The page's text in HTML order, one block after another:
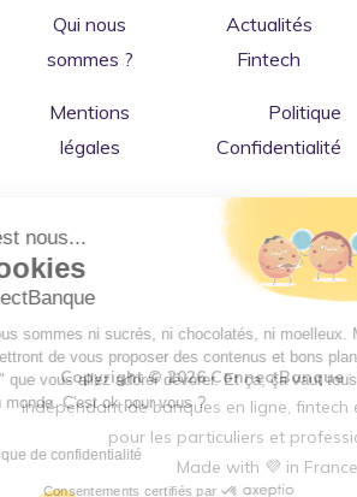
Qui nous
sommes ?
Actualités
Fintech
Mentions
légales
Politique
Confidentialité
Copyright © 2026 ConnectBanque:
indépendant de banques en ligne, fintech
pour les particuliers et
Made with 💜 in
Salut c'est nous...
les Cookies
de ConnectBanque
Bon ok, nous sommes ni sucrés, ni chocolatés,
nous permettront de vous proposer des
"financiers" que vous allez adorer dévorer. Et
cookies du monde. C'est ok pour vous ?
Lire la politique de confidentialité
Consentements certifiés par